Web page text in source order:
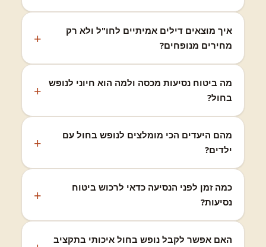
איך מוצאים דילים אמיתיים לחו"ל ולא רק
מחירים מנופחים?
מה ביטוח נסיעות מכסה ולמה הוא חיוני לנופש
בחול?
מהם היעדים הכי מומלצים לנופש בחול עם
ילדים?
כמה זמן לפני הנסיעה כדאי לרכוש ביטוח
נסיעות?
האם אפשר לקבל נופש בחול איכותי בתקציב